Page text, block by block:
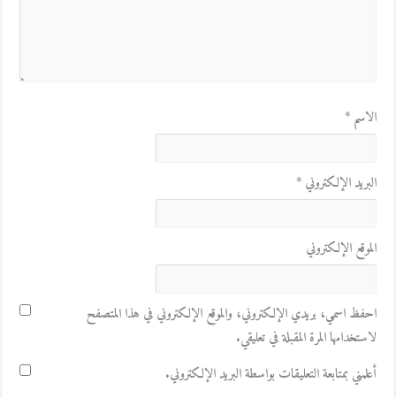
الاسم*
البريد الإلكتروني*
الموقع الإلكتروني
احفظ اسمي، بريدي الإلكتروني، والموقع الإلكتروني في هذا المتصفح
لاستخدامها المرة المقبلة في تعليقي.
أعلمني بمتابعة التعليقات بواسطة البريد الإلكتروني.